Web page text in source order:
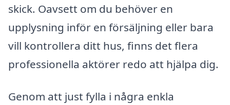
skick. Oavsett om du behöver en
upplysning inför en försäljning eller bara
vill kontrollera ditt hus, finns det flera
professionella aktörer redo att hjälpa dig.
Genom att just fylla i några enkla